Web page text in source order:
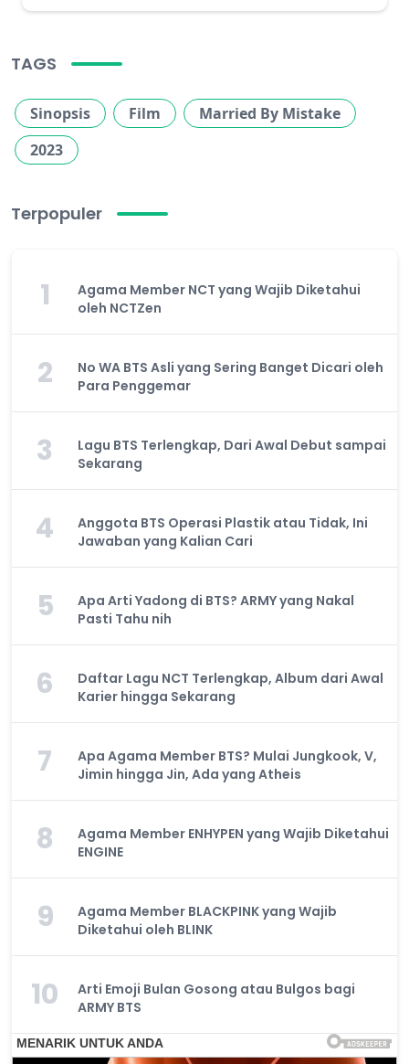
TAGS
Sinopsis Film
Married By Mistake
2023
Terpopuler
1
Agama Member NCT yang Wajib Diketahui
oleh NCTZen
2
No WA BTS Asli yang Sering Banget Dicari oleh
Para Penggemar
3
Lagu BTS Terlengkap, Dari Awal Debut sampai
Sekarang
4
Anggota BTS Operasi Plastik atau Tidak, Ini
Jawaban yang Kalian Cari
5
Apa Arti Yadong di BTS? ARMY yang Nakal
Pasti Tahu nih
6
Daftar Lagu NCT Terlengkap, Album dari Awal
Karier hingga Sekarang
7
Apa Agama Member BTS? Mulai Jungkook, V,
Jimin hingga Jin, Ada yang Atheis
8
Agama Member ENHYPEN yang Wajib Diketahui
ENGINE
9
Agama Member BLACKPINK yang Wajib
Diketahui oleh BLINK
10
Arti Emoji Bulan Gosong atau Bulgos bagi
ARMY BTS